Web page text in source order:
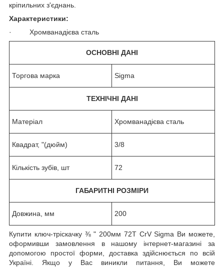
кріпильних з'єднань.
Характеристики:
· Хромванадієва сталь
ОСНОВНІ ДАНІ
Торгова марка Sigma
ТЕХНІЧНІ ДАНІ
Матеріал Хромванадієва сталь
Квадрат, "(дюйм) 3/8
Кількість зубів, шт 72
ГАБАРИТНІ РОЗМІРИ
Довжина, мм 200
Купити ключ-тріскачку ⅜ " 200мм 72T CrV Sigma Ви можете,
оформивши замовлення в нашому інтернет-магазині за
допомогою простої форми, доставка здійснюється по всій
Україні. Якщо у Вас виникли питання, Ви можете